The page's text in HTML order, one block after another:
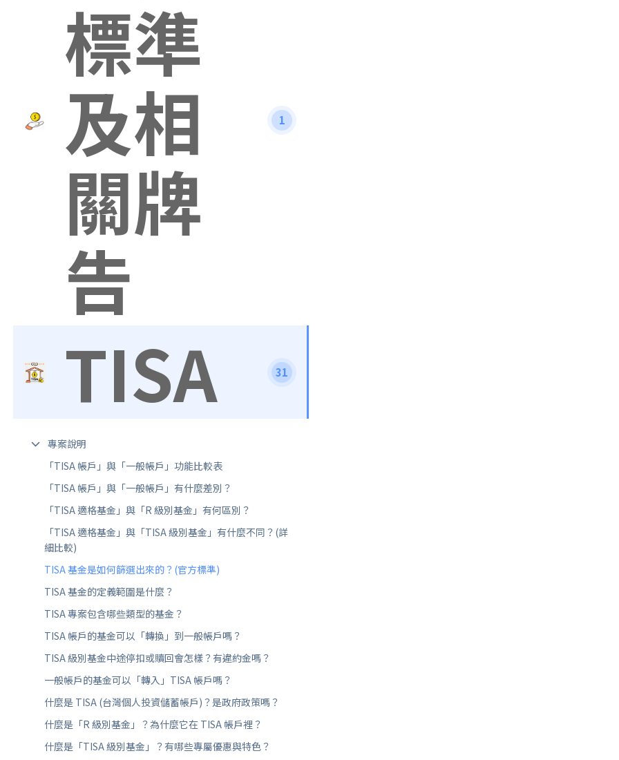
標準
及相
關牌
告
1
TISA 31
專案說明
「TISA 帳戶」與「一般帳戶」功能比較表
「TISA 帳戶」與「一般帳戶」有什麼差別？
「TISA 適格基金」與「R 級別基金」有何區別？
「TISA 適格基金」與「TISA 級別基金」有什麼不同？(詳
細比較)
TISA 基金是如何篩選出來的？(官方標準)
TISA 基金的定義範圍是什麼？
TISA 專案包含哪些類型的基金？
TISA 帳戶的基金可以「轉換」到一般帳戶嗎？
TISA 級別基金中途停扣或贖回會怎樣？有違約金嗎？
一般帳戶的基金可以「轉入」TISA 帳戶嗎？
什麼是 TISA (台灣個人投資儲蓄帳戶)？是政府政策嗎？
什麼是「R 級別基金」？為什麼它在 TISA 帳戶裡？
什麼是「TISA 級別基金」？有哪些專屬優惠與特色？